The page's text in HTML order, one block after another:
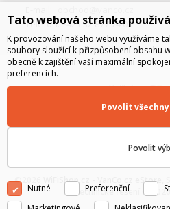
Telefon: +421 32 877 74 02
©2026 WiFiShop.cz - VanCo.cz eStore
Technické řešení ©
Tato webová stránka
K provozování našeho webu využíváme
soubory sloužící k přizpůsobení obsahu
obecně k zajištění vaší maximální
preferencích.
Povolit
Povolit
Nutné Preferenční